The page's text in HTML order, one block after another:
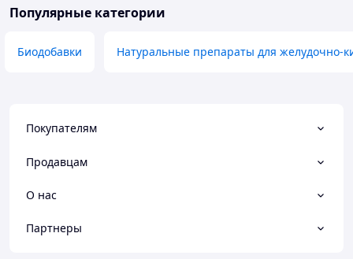
Популярные категории
Биодобавки Натуральные препараты для желудочно-
Покупателям
Продавцам
О нас
Партнеры